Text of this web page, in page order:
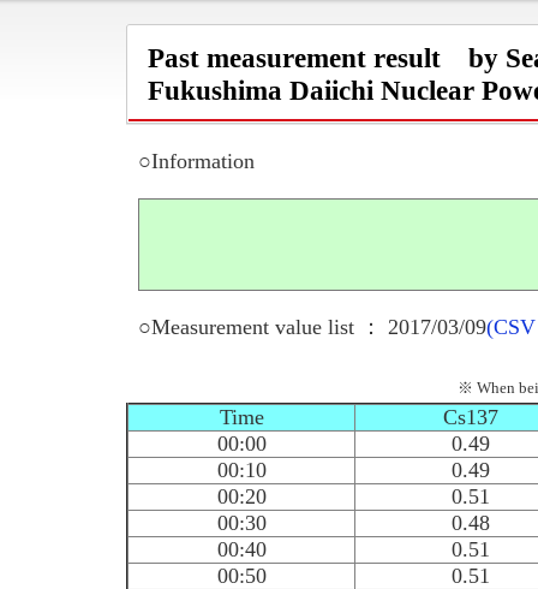
Past measurement result by
Fukushima Daiichi Nuclear
○Information
○Measurement value list ： 2017/03/09
※ When
Time
Cs137
00:00
0.49
00:10
0.49
00:20
0.51
00:30
0.48
00:40
0.51
00:50
0.51